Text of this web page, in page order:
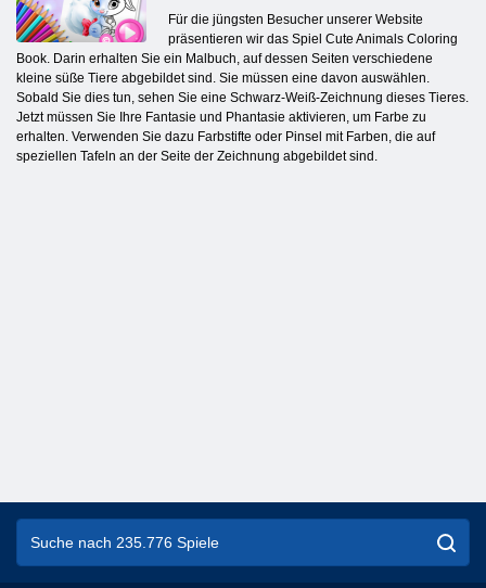
Für die jüngsten Besucher unserer Website
präsentieren wir das Spiel Cute Animals Coloring
Book. Darin erhalten Sie ein Malbuch, auf dessen Seiten verschiedene
kleine süße Tiere abgebildet sind. Sie müssen eine davon auswählen.
Sobald Sie dies tun, sehen Sie eine Schwarz-Weiß-Zeichnung dieses Tieres.
Jetzt müssen Sie Ihre Fantasie und Phantasie aktivieren, um Farbe zu
erhalten. Verwenden Sie dazu Farbstifte oder Pinsel mit Farben, die auf
speziellen Tafeln an der Seite der Zeichnung abgebildet sind.